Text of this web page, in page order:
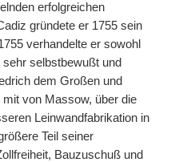
erfolgreichen
gründete er 1755 sein
verhandelte er sowohl
selbstbewußt und
dem Großen und
von Massow, über die
Leinwandfabrikation in
Teil seiner
Bauzuschuß und